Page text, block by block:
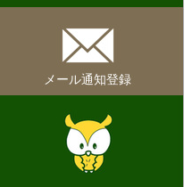
メール通知登録